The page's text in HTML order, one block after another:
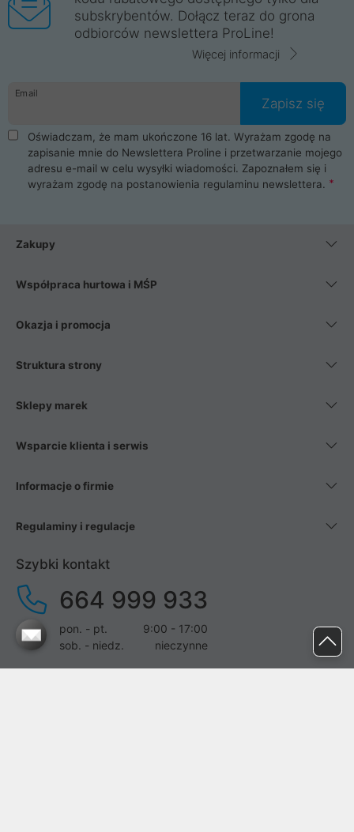
subskrybentów. Dołącz teraz do grona
odbiorców newslettera ProLine!
Więcej informacji
Email
Zapisz się
Oświadczam, że mam ukończone 16 lat. Wyrażam zgodę na
zapisanie mnie do Newslettera Proline i przetwarzanie mojego
adresu e-mail w celu wysyłki wiadomości. Zapoznałem się i
wyrażam zgodę na postanowienia regulaminu newslettera.
Zakupy
Współpraca hurtowa i MŚP
Okazja i promocja
Struktura strony
Sklepy marek
Wsparcie klienta i serwis
Informacje o firmie
Regulaminy i regulacje
Szybki kontakt
664 999 933
pon. - pt.
9:00 - 17:00
sob. - niedz.
nieczynne